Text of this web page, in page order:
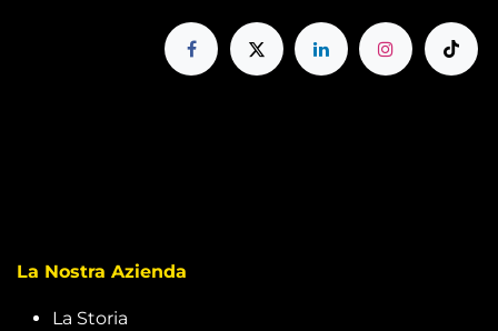
La Nostra Azienda
La Storia